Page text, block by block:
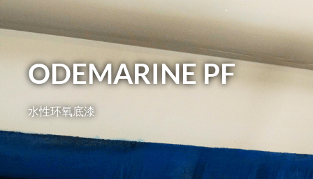
ODEMARINE PF
水性环氧底漆